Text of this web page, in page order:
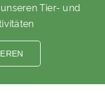
Tier- und